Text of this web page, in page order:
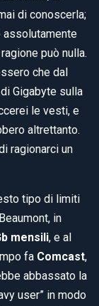
di conoscerla;
può nulla.
che dal
Gigabyte sulla
le vesti, e
altrettanto.
ragionarci un
tipo di limiti
in
mensili, e al
fa Comcast,
abbassato la
user” in modo